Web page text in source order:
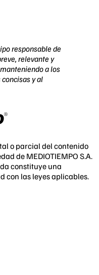
responsable de
relevante y
a los
y al
o parcial del contenido
de MEDIOTIEMPO S.A.
constituye una
con las leyes aplicables.